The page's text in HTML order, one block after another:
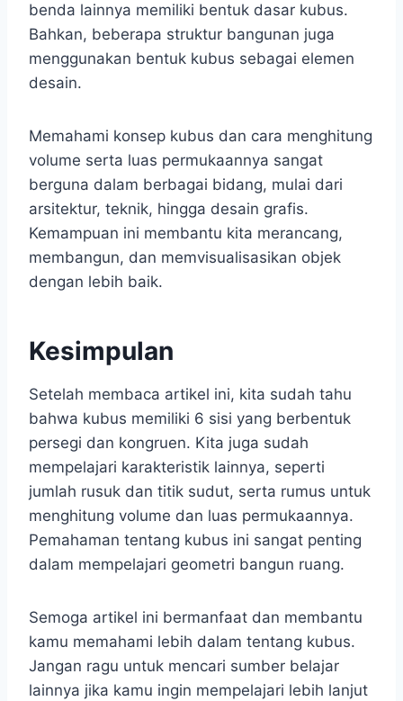
benda lainnya memiliki bentuk dasar kubus.
Bahkan, beberapa struktur bangunan juga
menggunakan bentuk kubus sebagai elemen
desain.
Memahami konsep kubus dan cara menghitung
volume serta luas permukaannya sangat
berguna dalam berbagai bidang, mulai dari
arsitektur, teknik, hingga desain grafis.
Kemampuan ini membantu kita merancang,
membangun, dan memvisualisasikan objek
dengan lebih baik.
Kesimpulan
Setelah membaca artikel ini, kita sudah tahu
bahwa kubus memiliki 6 sisi yang berbentuk
persegi dan kongruen. Kita juga sudah
mempelajari karakteristik lainnya, seperti
jumlah rusuk dan titik sudut, serta rumus untuk
menghitung volume dan luas permukaannya.
Pemahaman tentang kubus ini sangat penting
dalam mempelajari geometri bangun ruang.
Semoga artikel ini bermanfaat dan membantu
kamu memahami lebih dalam tentang kubus.
Jangan ragu untuk mencari sumber belajar
lainnya jika kamu ingin mempelajari lebih lanjut